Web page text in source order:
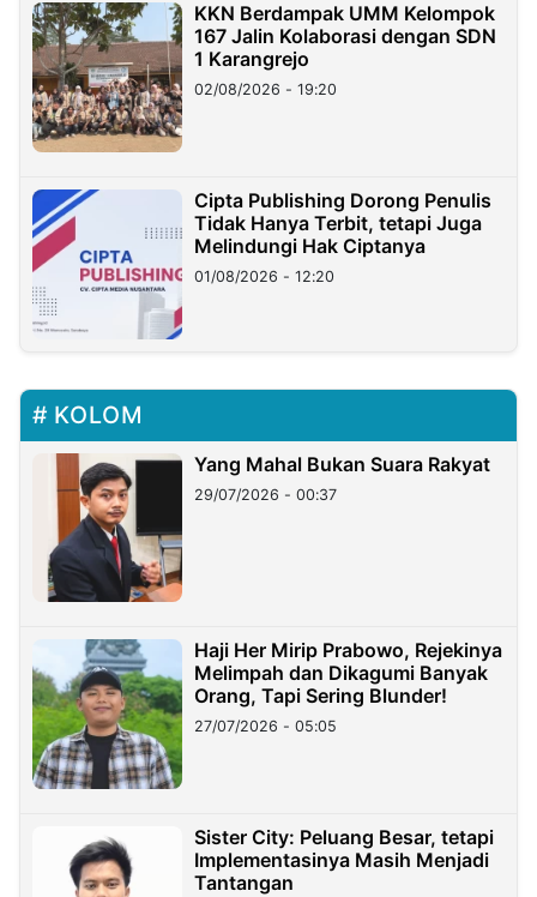
KKN Berdampak UMM Kelompok
167 Jalin Kolaborasi dengan SDN
1 Karangrejo
02/08/2026 - 19:20
Cipta Publishing Dorong Penulis
Tidak Hanya Terbit, tetapi Juga
Melindungi Hak Ciptanya
01/08/2026 - 12:20
KOLOM
Yang Mahal Bukan Suara Rakyat
29/07/2026 - 00:37
Haji Her Mirip Prabowo, Rejekinya
Melimpah dan Dikagumi Banyak
Orang, Tapi Sering Blunder!
27/07/2026 - 05:05
Sister City: Peluang Besar, tetapi
Implementasinya Masih Menjadi
Tantangan